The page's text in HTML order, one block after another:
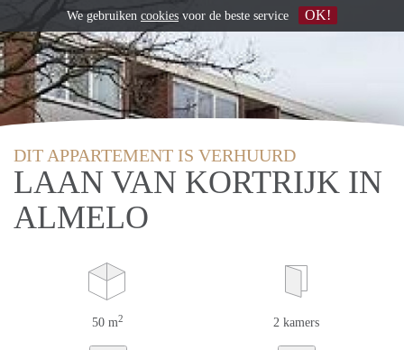
DIT APPARTEMENT IS VERHUURD
LAAN VAN KORTRIJK IN
ALMELO
50 m2 2 kamers
We gebruiken cookies voor de beste service OK!